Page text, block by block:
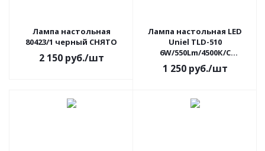
Лампа настольная
80423/1 черный СНЯТО
2 150руб./шт
Лампа настольная LED
Uniel TLD-510
6W/550Lm/4500К/С
диммером Черный
снято
1 250руб./шт